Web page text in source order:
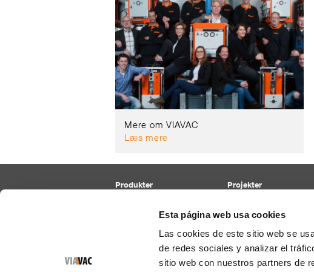
Esta página web usa cookies
Las cookies de este sitio web se
de redes sociales y analizar el
sitio web con nuestros partners de
Mere om VIAVAC
Læs mere
Produkter
Projekter
Væg
Glas
Buede glas
Specials